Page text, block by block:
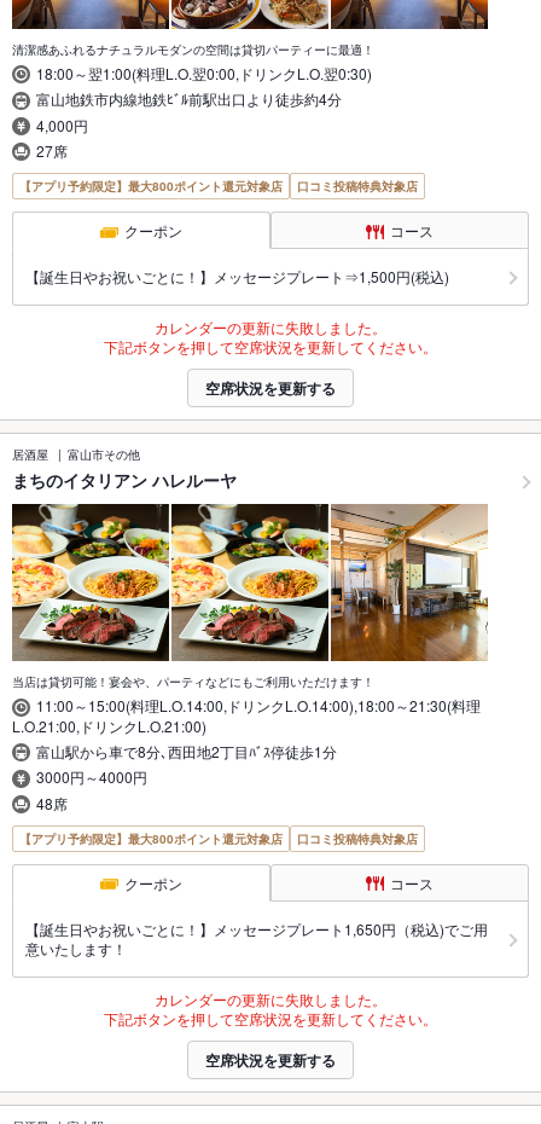
清潔感あふれるナチュラルモダンの空間は貸切パーティーに最適！
18:00～翌1:00(料理L.O.翌0:00,ドリンクL.O.翌0:30)
富山地鉄市内線地鉄ﾋﾞﾙ前駅出口より徒歩約4分
4,000円
27席
【アプリ予約限定】最大800ポイント還元対象店 口コミ投稿特典対象店
クーポン コース
【誕生日やお祝いごとに！】メッセージプレート⇒1,500円(税込)
カレンダーの更新に失敗しました。
下記ボタンを押して空席状況を更新してください。
空席状況を更新する
居酒屋 富山市その他
まちのイタリアン ハレルーヤ
当店は貸切可能！宴会や、パーティなどにもご利用いただけます！
11:00～15:00(料理L.O.14:00,ドリンクL.O.14:00),18:00～21:30(料理
L.O.21:00,ドリンクL.O.21:00)
富山駅から車で8分､西田地2丁目ﾊﾞｽ停徒歩1分
3000円～4000円
48席
【アプリ予約限定】最大800ポイント還元対象店 口コミ投稿特典対象店
クーポン コース
【誕生日やお祝いごとに！】メッセージプレート1,650円（税込)でご用
意いたします！
カレンダーの更新に失敗しました。
下記ボタンを押して空席状況を更新してください。
空席状況を更新する